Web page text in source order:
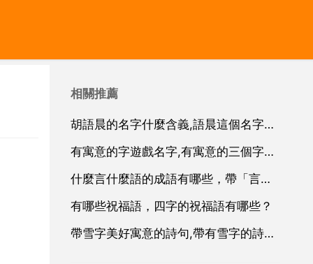
相關推薦
胡語晨的名字什麼含義,語晨這個名字有什麼含義嗎怎麼解釋
有寓意的字遊戲名字,有寓意的三個字遊戲名字
什麼言什麼語的成語有哪些，帶「言」和「語」字的四字成語有哪些？
有哪些祝福語，四字的祝福語有哪些？
帶雪字美好寓意的詩句,帶有雪字的詩句有哪些